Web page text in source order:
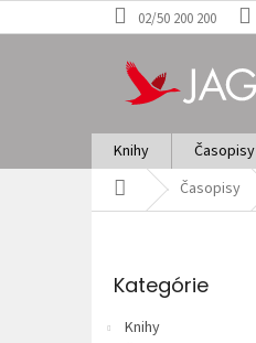
Prejsť
02/50 200 200
Knihy Časopisy
Domov Časopisy
kategórie
Kategórie
Knihy